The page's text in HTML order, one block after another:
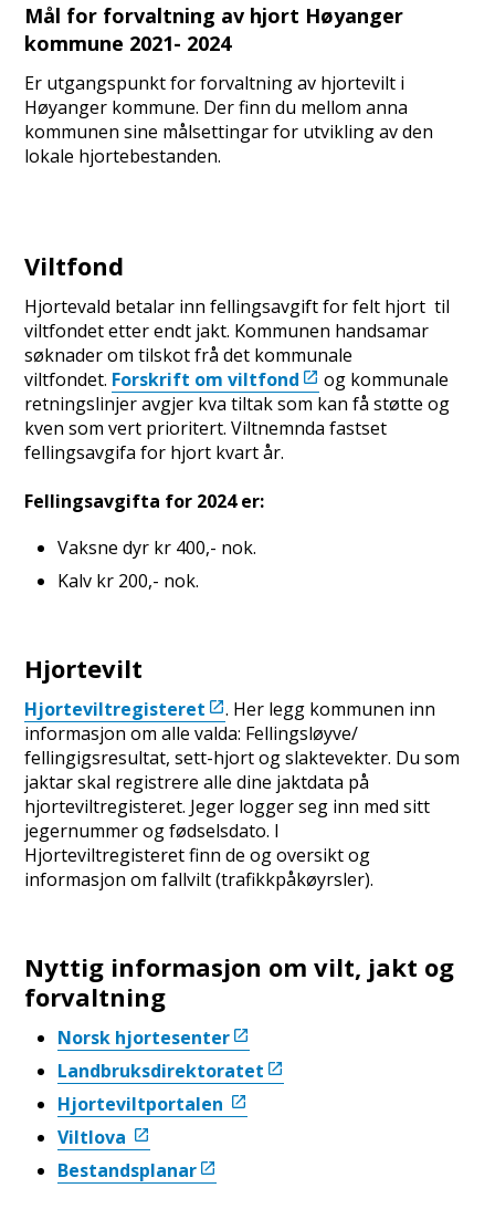
Mål for forvaltning av hjort Høyanger
kommune 2021- 2024
Er utgangspunkt for forvaltning av hjortevilt i
Høyanger kommune. Der finn du mellom anna
kommunen sine målsettingar for utvikling av den
lokale hjortebestanden.
Viltfond
Hjortevald betalar inn fellingsavgift for felt hjort til
viltfondet etter endt jakt. Kommunen handsamar
søknader om tilskot frå det kommunale
viltfondet. Forskrift om viltfond
og kommunale
retningslinjer avgjer kva tiltak som kan få støtte og
kven som vert prioritert. Viltnemnda fastset
fellingsavgifa for hjort kvart år.
Fellingsavgifta for 2024 er:
Vaksne dyr kr 400,- nok.
Kalv kr 200,- nok.
Hjortevilt
Hjorteviltregisteret
. Her legg kommunen inn
informasjon om alle valda: Fellingsløyve/
fellingigsresultat, sett-hjort og slaktevekter. Du som
jaktar skal registrere alle dine jaktdata på
hjorteviltregisteret. Jeger logger seg inn med sitt
jegernummer og fødselsdato. I
Hjorteviltregisteret finn de og oversikt og
informasjon om fallvilt (trafikkpåkøyrsler).
Nyttig informasjon om vilt, jakt og
forvaltning
Norsk hjortesenter
Landbruksdirektoratet
Hjorteviltportalen
Viltlova
Bestandsplanar